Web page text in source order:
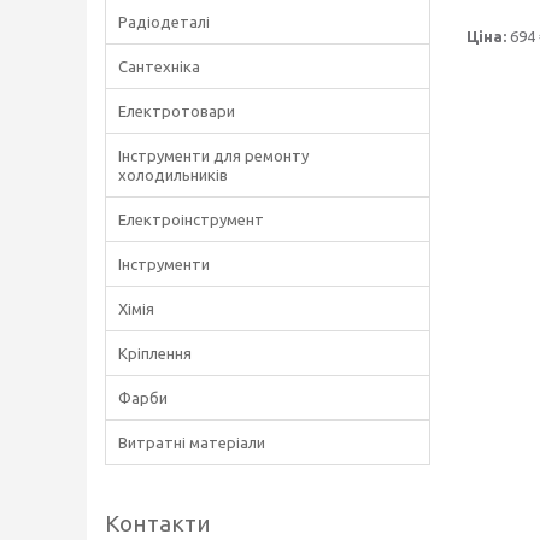
Ціна: 694
Радіодеталі
Сантехніка
Електротовари
Інструменти для ремонту
холодильників
Електроінструмент
Інструменти
Хімія
Кріплення
Фарби
Витратні матеріали
Контакти